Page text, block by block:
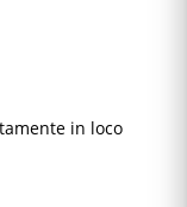
in loco